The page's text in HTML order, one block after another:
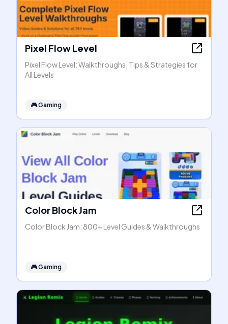
Pixel Flow Level
Pixel Flow Level: Walkthroughs, Tips & Strategies for
All Levels
🎮Gaming
Color Block Jam
Color Block Jam: 800+ Level Guides & Walkthroughs
🎮Gaming